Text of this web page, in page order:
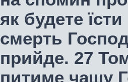
як будете
смерть
прийде. 27
питиме чашу